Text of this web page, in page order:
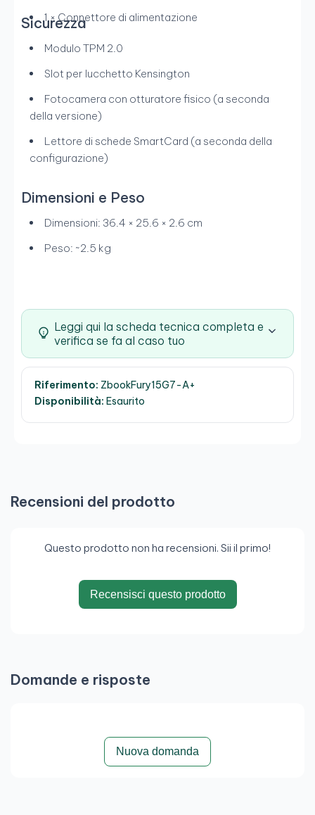
1 × Connettore di alimentazione
Sicurezza
Modulo TPM 2.0
Slot per lucchetto Kensington
Fotocamera con otturatore fisico (a seconda
della versione)
Lettore di schede SmartCard (a seconda della
configurazione)
Dimensioni e Peso
Dimensioni: 36.4 × 25.6 × 2.6 cm
Peso: ~2.5 kg
Leggi qui la scheda tecnica completa e
verifica se fa al caso tuo
Riferimento: ZbookFury15G7-A+
Disponibilità: Esaurito
Recensioni del prodotto
Questo prodotto non ha recensioni. Sii il primo!
Recensisci questo prodotto
Domande e risposte
Nuova domanda